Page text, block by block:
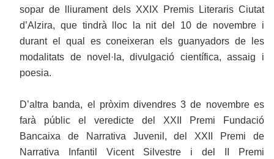
sopar de lliurament dels XXIX Premis Literaris Ciutat
d’Alzira, que tindrà lloc la nit del 10 de novembre i
durant el qual es coneixeran els guanyadors de les
modalitats de novel·la, divulgació científica, assaig i
poesia.
D’altra banda, el pròxim divendres 3 de novembre es
farà públic el veredicte del XXII Premi Fundació
Bancaixa de Narrativa Juvenil, del XXII Premi de
Narrativa Infantil Vicent Silvestre i del II Premi